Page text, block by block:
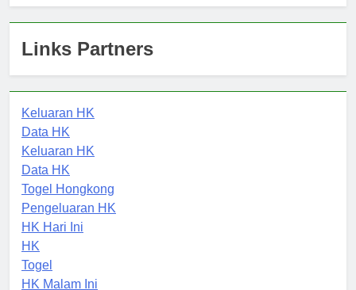
Links Partners
Keluaran HK
Data HK
Keluaran HK
Data HK
Togel Hongkong
Pengeluaran HK
HK Hari Ini
HK
Togel